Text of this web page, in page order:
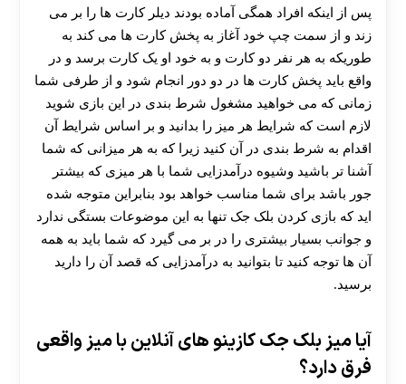
پس از اینکه افراد همگی آماده بودند دیلر کارت ها را بر می
زند و از سمت چپ خود آغاز به پخش کارت ها می کند به
طوریکه به هر نفر دو کارت و به خود او یک کارت برسد و در
واقع باید پخش کارت ها در دو دور انجام شود و از طرفی شما
زمانی که می خواهید مشغول شرط بندی در این بازی شوید
لازم است که شرایط هر میز را بدانید و بر اساس شرایط آن
اقدام به شرط بندی در آن کنید زیرا که به هر میزانی که شما
آشنا تر باشید وشیوه درآمدزایی شما با هر میزی که بیشتر
جور باشد برای شما مناسب خواهد بود بنابراین متوجه شده
اید که بازی کردن بلک جک تنها به این موضوعات بستگی ندارد
و جوانب بسیار بیشتری را در بر می گیرد که شما باید به همه
آن ها توجه کنید تا بتوانید به درآمدزایی که قصد آن را دارید
برسید.
آیا میز بلک جک کازینو های آنلاین با میز واقعی
فرق دارد؟